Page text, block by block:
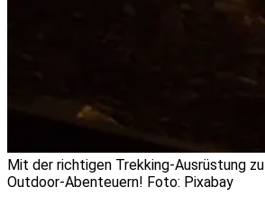
Mit der richtigen Trekking-Ausrüstung
Outdoor-Abenteuern! Foto: Pixabay